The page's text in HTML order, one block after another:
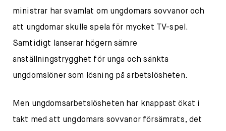
ministrar har svamlat om ungdomars sovvanor och
att ungdomar skulle spela för mycket TV-spel.
Samtidigt lanserar högern sämre
anställningstrygghet för unga och sänkta
ungdomslöner som lösning på arbetslösheten.
Men ungdomsarbetslösheten har knappast ökat i
takt med att ungdomars sovvanor försämrats, det